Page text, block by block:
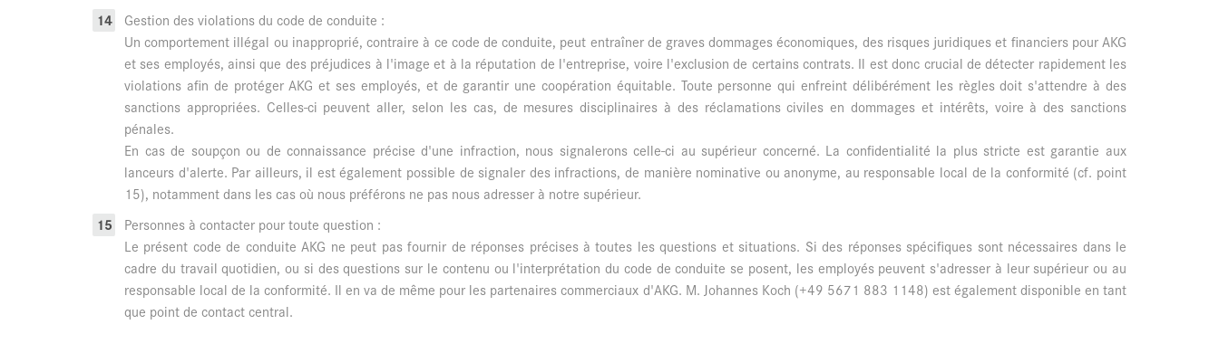
Gestion des violations du code de conduite :
Un comportement illégal ou inapproprié, contraire à ce code de conduite, peut entraîner de graves dommages économiques, des risques juridiques et financiers pour AKG
et ses employés, ainsi que des préjudices à l'image et à la réputation de l'entreprise, voire l'exclusion de certains contrats. Il est donc crucial de détecter rapidement les
violations afin de protéger AKG et ses employés, et de garantir une coopération équitable. Toute personne qui enfreint délibérément les règles doit s'attendre à des
sanctions appropriées. Celles-ci peuvent aller, selon les cas, de mesures disciplinaires à des réclamations civiles en dommages et intérêts, voire à des sanctions
pénales.
En cas de soupçon ou de connaissance précise d'une infraction, nous signalerons celle-ci au supérieur concerné. La confidentialité la plus stricte est garantie aux
lanceurs d'alerte. Par ailleurs, il est également possible de signaler des infractions, de manière nominative ou anonyme, au responsable local de la conformité (cf. point
15), notamment dans les cas où nous préférons ne pas nous adresser à notre supérieur.
Personnes à contacter pour toute question :
Le présent code de conduite AKG ne peut pas fournir de réponses précises à toutes les questions et situations. Si des réponses spécifiques sont nécessaires dans le
cadre du travail quotidien, ou si des questions sur le contenu ou l'interprétation du code de conduite se posent, les employés peuvent s'adresser à leur supérieur ou au
responsable local de la conformité. Il en va de même pour les partenaires commerciaux d'AKG. M. Johannes Koch (+49 5671 883 1148) est également disponible en tant
que point de contact central.